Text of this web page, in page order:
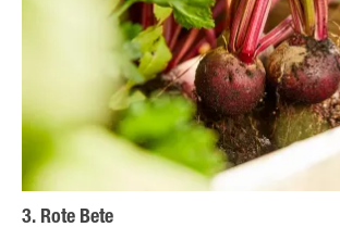
3. Rote Bete